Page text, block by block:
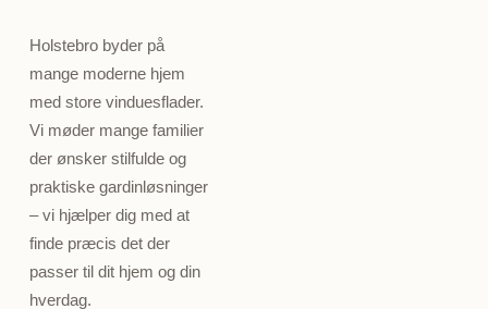
Holstebro byder på
mange moderne hjem
med store vinduesflader.
Vi møder mange familier
der ønsker stilfulde og
praktiske gardinløsninger
– vi hjælper dig med at
finde præcis det der
passer til dit hjem og din
hverdag.